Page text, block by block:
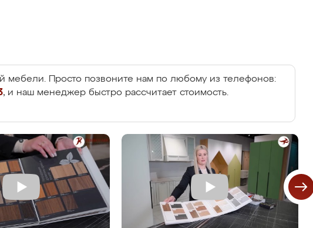
мебели. Просто позвоните нам по любому из телефонов:
, и наш менеджер быстро рассчитает стоимость.